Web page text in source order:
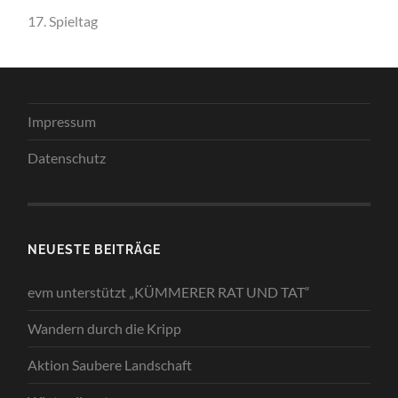
17. Spieltag
Impressum
Datenschutz
NEUESTE BEITRÄGE
evm unterstützt „KÜMMERER RAT UND TAT“
Wandern durch die Kripp
Aktion Saubere Landschaft